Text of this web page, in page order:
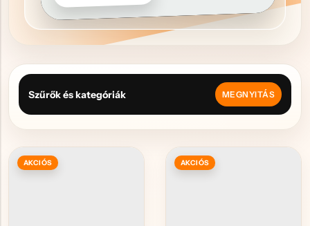
Szűrők és kategóriák MEGNYITÁS
AKCIÓS AKCIÓS